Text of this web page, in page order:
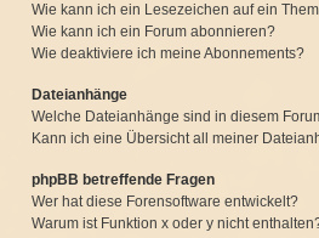
Wie kann ich ein Lesezeichen auf ein
Wie kann ich ein Forum abonnieren?
Wie deaktiviere ich meine Abonnements?
Dateianhänge
Welche Dateianhänge sind in diesem
Kann ich eine Übersicht all meiner
phpBB betreffende Fragen
Wer hat diese Forensoftware entwickelt?
Warum ist Funktion x oder y nicht